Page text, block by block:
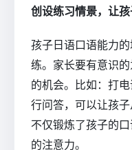
创设练习情景，让
孩子日语口语能力
练。家长要有意识
的机会。比如：打
行问答，可以让孩
不仅锻炼了孩子的
的注意力。